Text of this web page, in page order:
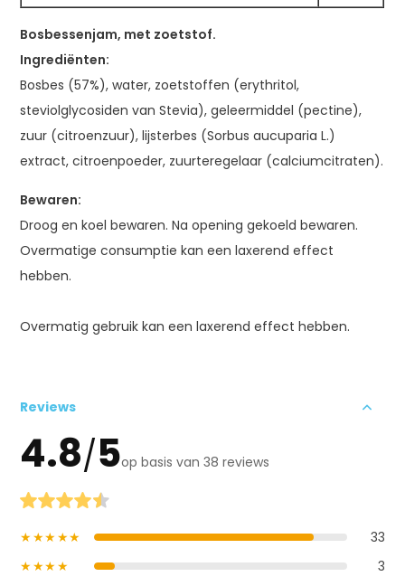
Bosbessenjam, met zoetstof.
Ingrediënten:
Bosbes (57%), water, zoetstoffen (erythritol,
steviolglycosiden van Stevia), geleermiddel (pectine),
zuur (citroenzuur), lijsterbes (Sorbus aucuparia L.)
extract, citroenpoeder, zuurteregelaar (calciumcitraten).
Bewaren:
Droog en koel bewaren. Na opening gekoeld bewaren.
Overmatige consumptie kan een laxerend effect
hebben.
Overmatig gebruik kan een laxerend effect hebben.
Reviews
4.8/5op basis van 38 reviews
★★★★★
33
★★★★
3